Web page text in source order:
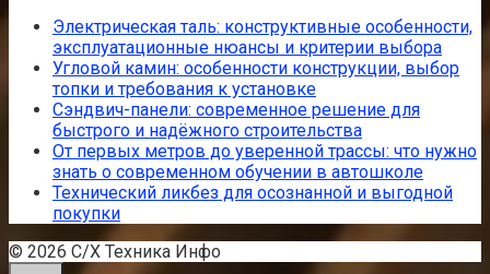
Электрическая таль: конструктивные особенности,
эксплуатационные нюансы и критерии выбора
Угловой камин: особенности конструкции, выбор
топки и требования к установке
Сэндвич-панели: современное решение для
быстрого и надёжного строительства
От первых метров до уверенной трассы: что нужно
знать о современном обучении в автошколе
Технический ликбез для осознанной и выгодной
покупки
© 2026 С/Х Техника Инфо